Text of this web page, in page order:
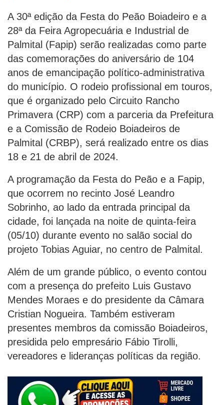
A 30ª edição da Festa do Peão Boiadeiro e a
28ª da Feira Agropecuária e Industrial de
Palmital (Fapip) serão realizadas como parte
das comemorações do aniversário de 104
anos de emancipação político-administrativa
do município. O rodeio profissional em touros,
que é organizado pelo Circuito Rancho
Primavera (CRP) com a parceria da Prefeitura
e a Comissão de Rodeio Boiadeiros de
Palmital (CRBP), será realizado entre os dias
18 e 21 de abril de 2024.
A programação da Festa do Peão e a Fapip,
que ocorrem no recinto José Leandro
Sobrinho, ao lado da entrada principal da
cidade, foi lançada na noite de quinta-feira
(05/10) durante evento no salão social do
projeto Tobias Aguiar, no centro de Palmital.
Além de um grande público, o evento contou
com a presença do prefeito Luis Gustavo
Mendes Moraes e do presidente da Câmara
Cristian Nogueira. Também estiveram
presentes membros da comissão Boiadeiros,
presidida pelo empresário Fábio Tirolli,
vereadores e lideranças políticas da região.